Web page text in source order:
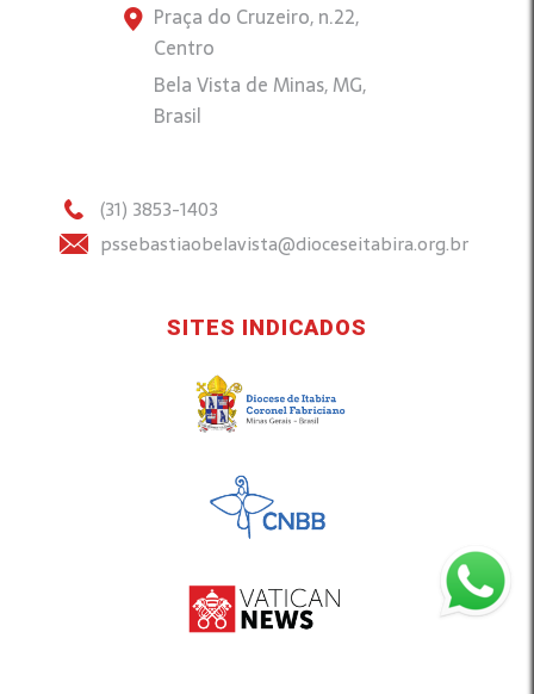
Praça do Cruzeiro, n.22,
Centro
Bela Vista de Minas, MG,
Brasil
(31) 3853-1403
pssebastiaobelavista@dioceseitabira.org.br
SITES INDICADOS